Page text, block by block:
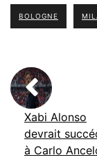
BOLOGNE
Xabi Alonso
devrait
à Carlo